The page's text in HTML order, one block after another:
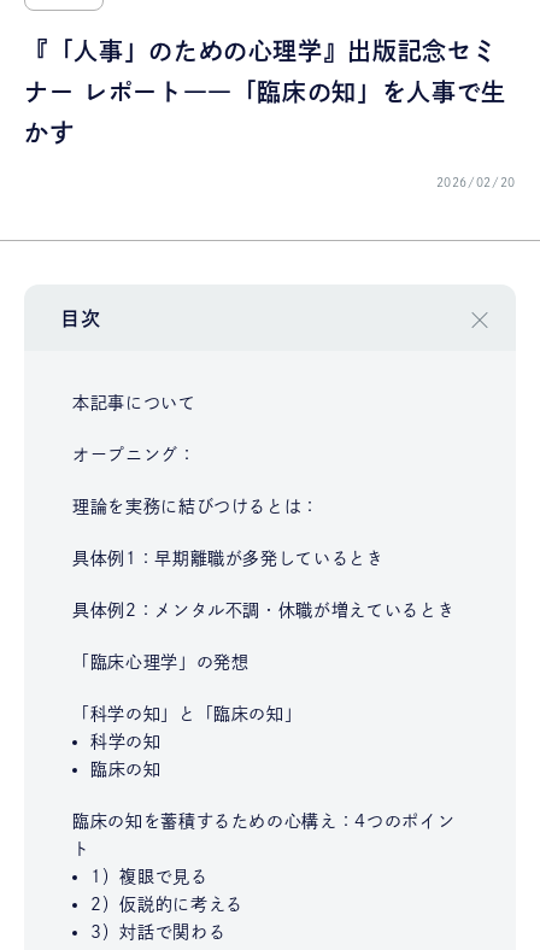
『「人事」のための心理学』出版記念セミ
ナー レポート――「臨床の知」を人事で生
かす
2026/02/20
目次
本記事について
オープニング：
理論を実務に結びつけるとは：
具体例1：早期離職が多発しているとき
具体例2：メンタル不調・休職が増えているとき
「臨床心理学」の発想
「科学の知」と「臨床の知」
科学の知
臨床の知
臨床の知を蓄積するための心構え：4つのポイン
ト
1）複眼で見る
2）仮説的に考える
3）対話で関わる